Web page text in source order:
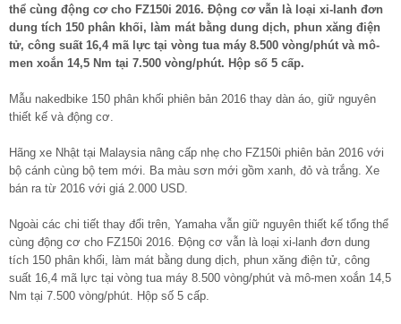
thể cùng động cơ cho FZ150i 2016. Động cơ vẫn là loại xi-lanh đơn
dung tích 150 phân khối, làm mát bằng dung dịch, phun xăng điện
tử, công suất 16,4 mã lực tại vòng tua máy 8.500 vòng/phút và mô-
men xoắn 14,5 Nm tại 7.500 vòng/phút. Hộp số 5 cấp.
Mẫu nakedbike 150 phân khối phiên bản 2016 thay dàn áo, giữ nguyên
thiết kế và động cơ.
Hãng xe Nhật tại Malaysia nâng cấp nhẹ cho FZ150i phiên bản 2016 với
bộ cánh cùng bộ tem mới. Ba màu sơn mới gồm xanh, đỏ và trắng. Xe
bán ra từ 2016 với giá 2.000 USD.
Ngoài các chi tiết thay đổi trên, Yamaha vẫn giữ nguyên thiết kế tổng thể
cùng động cơ cho FZ150i 2016. Động cơ vẫn là loại xi-lanh đơn dung
tích 150 phân khối, làm mát bằng dung dịch, phun xăng điện tử, công
suất 16,4 mã lực tại vòng tua máy 8.500 vòng/phút và mô-men xoắn 14,5
Nm tại 7.500 vòng/phút. Hộp số 5 cấp.